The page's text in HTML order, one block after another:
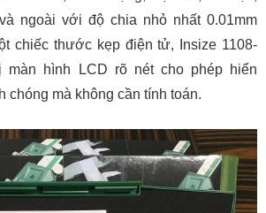
ngoài với độ chia nhỏ nhất 0.01mm
chiếc thước kẹp điện tử, Insize 1108-
màn hình LCD rõ nét cho phép hiển
chóng mà không cần tính toán.